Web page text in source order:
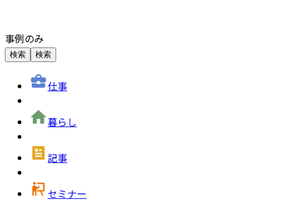
事例のみ
検索 検索
仕事
暮らし
記事
セミナー